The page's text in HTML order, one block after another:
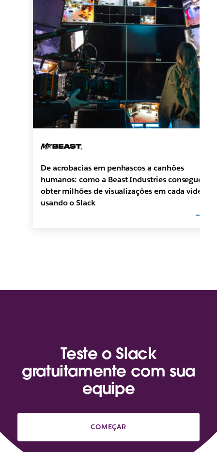
De acrobacias em penhascos a canhões
humanos: como a Beast Industries consegue
obter milhões de visualizações em cada vídeo
usando o Slack
Teste o Slack
gratuitamente com sua
equipe
COMEÇAR